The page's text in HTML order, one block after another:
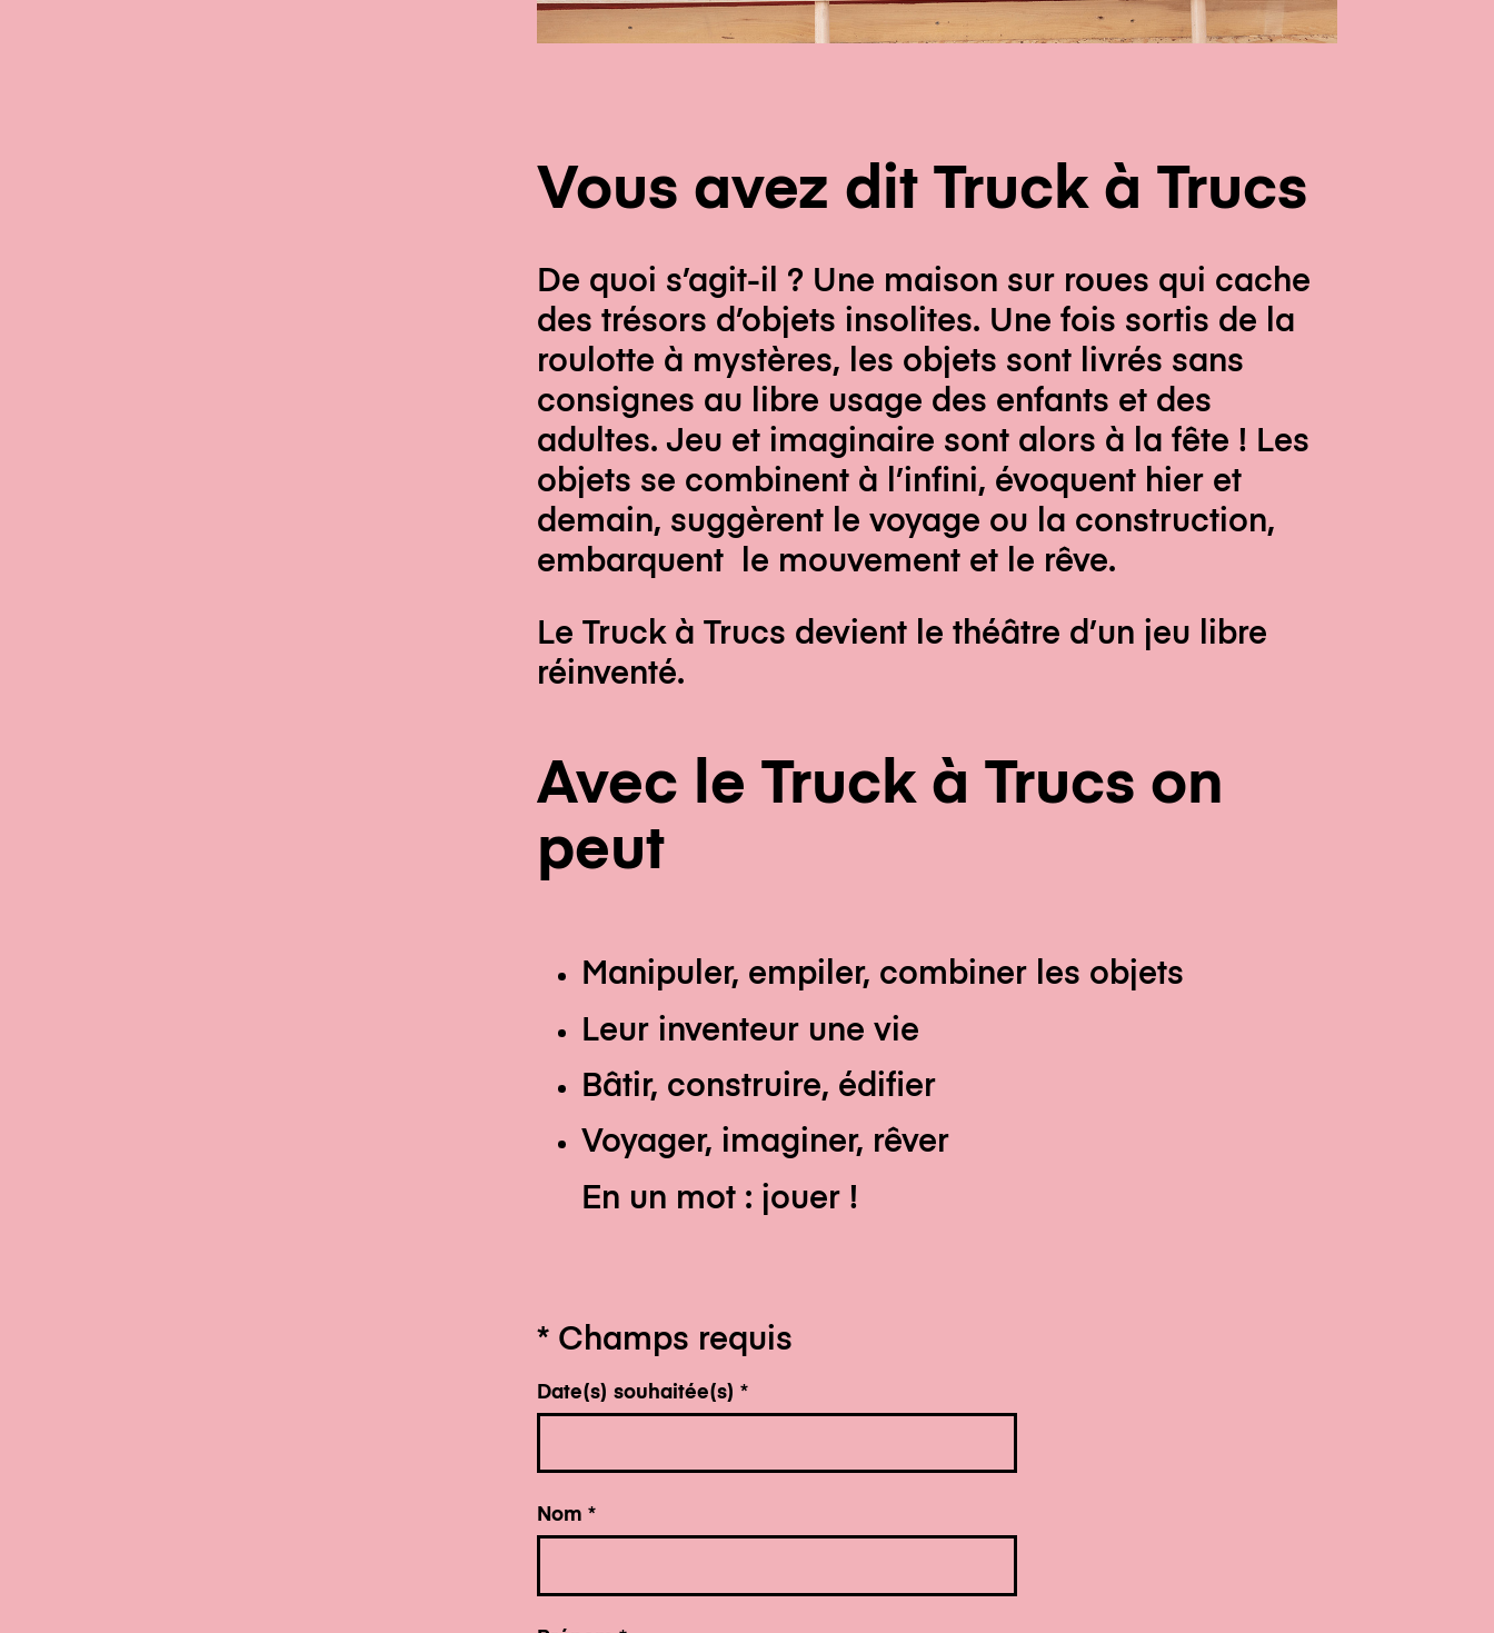
Vous avez dit Truck à Trucs
De quoi s’agit-il ? Une maison sur roues qui cache
des trésors d’objets insolites. Une fois sortis de la
roulotte à mystères, les objets sont livrés sans
consignes au libre usage des enfants et des
adultes. Jeu et imaginaire sont alors à la fête ! Les
objets se combinent à l’infini, évoquent hier et
demain, suggèrent le voyage ou la construction,
embarquent le mouvement et le rêve.
Le Truck à Trucs devient le théâtre d’un jeu libre
réinventé.
Avec le Truck à Trucs on
peut
Manipuler, empiler, combiner les objets
Leur inventeur une vie
Bâtir, construire, édifier
Voyager, imaginer, rêver
En un mot : jouer !
* Champs requis
Date(s) souhaitée(s)*
Nom*